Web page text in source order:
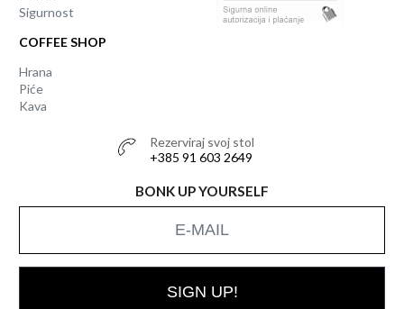
Sigurnost
COFFEE SHOP
Hrana
Piće
Kava
Rezerviraj svoj stol
+385 91 603 2649
BONK UP YOURSELF
SIGN UP!